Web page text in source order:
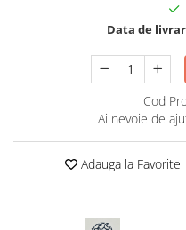
Seminte dovleac decorativ
Seminte dovlecel / dovleac
Seminte fasole
Seminte morcovi
Seminte plante aromatice
Seminte rosii
Data de
Cod
Ai nevoie de
Adauga la Favorite